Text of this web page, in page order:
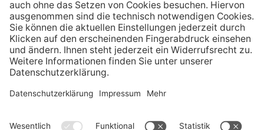
+49 40 98 262 051
Sprachen
Deutsch, Englisch, Spanisch